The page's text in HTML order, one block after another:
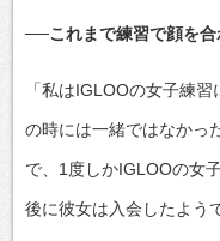
──これまで練習で顔を
「私はIGLOOの女子練
の時には一緒ではなかっ
で、1度しかIGLOOの女
後に彼女は入会したよう